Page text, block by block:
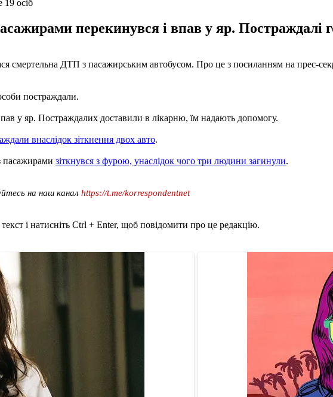
осіб
перекинувся і впав у яр. Постраждалі
смертельна ДТП з пасажирським автобусом. Про це з посиланням на прес-
постраждали.
у яр. Постраждалих доставили в лікарню, їм надають допомогу.
внаслідок зіткнення двох авто.
пасажирами зіткнувся з фурою, унаслідок чого три людини загинули.
на наш канал https://t.me/korrespondentnet
і натисніть Ctrl + Enter, щоб повідомити про це редакцію.